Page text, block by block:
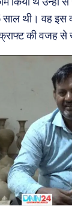
थी। वह इस
की वजह से